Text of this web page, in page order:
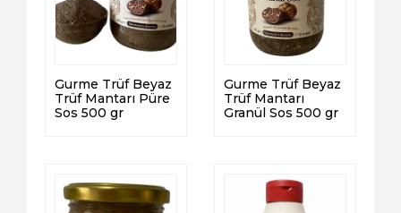
Gurme Trüf Beyaz
Trüf Mantarı Püre
Sos 500 gr
Gurme Trüf Beyaz
Trüf Mantarı
Granül Sos 500 gr